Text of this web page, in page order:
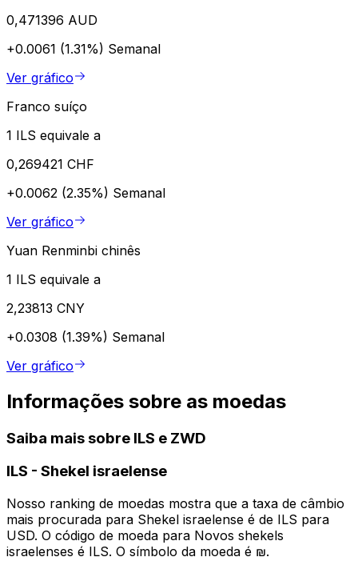
0,471396 AUD
+0.0061 (1.31%) Semanal
Ver gráfico
Franco suíço
1 ILS equivale a
0,269421 CHF
+0.0062 (2.35%) Semanal
Ver gráfico
Yuan Renminbi chinês
1 ILS equivale a
2,23813 CNY
+0.0308 (1.39%) Semanal
Ver gráfico
Informações sobre as moedas
Saiba mais sobre ILS e ZWD
ILS - Shekel israelense
Nosso ranking de moedas mostra que a taxa de câmbio
mais procurada para Shekel israelense é de ILS para
USD. O código de moeda para Novos shekels
israelenses é ILS. O símbolo da moeda é ₪.